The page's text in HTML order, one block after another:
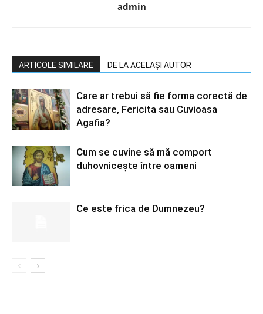
admin
ARTICOLE SIMILARE DE LA ACELAȘI AUTOR
Care ar trebui să fie forma corectă de
adresare, Fericita sau Cuvioasa
Agafia?
Cum se cuvine să mă comport
duhovniceşte între oameni
Ce este frica de Dumnezeu?